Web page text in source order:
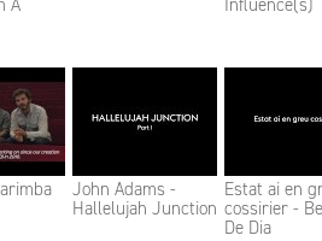
John Adams -
Hallelujah Junction
Estat ai en
cossirier -
De Dia